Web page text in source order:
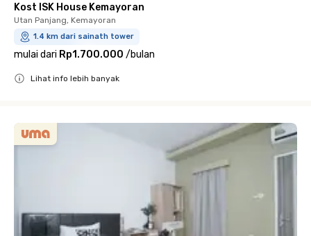
Kost ISK House Kemayoran
Utan Panjang, Kemayoran
1.4 km dari sainath tower
mulai dari Rp1.700.000 /bulan
Lihat info lebih banyak